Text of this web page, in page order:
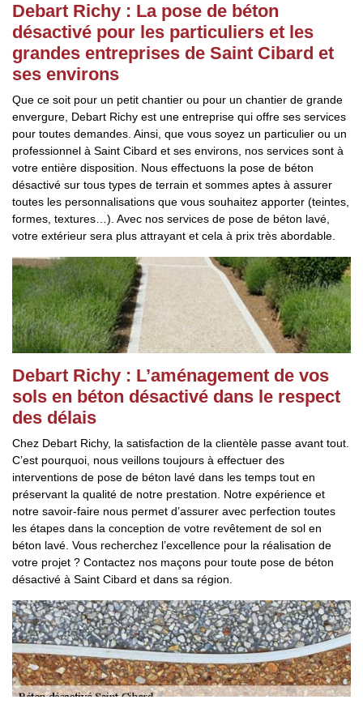
Debart Richy : La pose de béton
désactivé pour les particuliers et les
grandes entreprises de Saint Cibard et
ses environs
Que ce soit pour un petit chantier ou pour un chantier de grande
envergure, Debart Richy est une entreprise qui offre ses services
pour toutes demandes. Ainsi, que vous soyez un particulier ou un
professionnel à Saint Cibard et ses environs, nos services sont à
votre entière disposition. Nous effectuons la pose de béton
désactivé sur tous types de terrain et sommes aptes à assurer
toutes les personnalisations que vous souhaitez apporter (teintes,
formes, textures…). Avec nos services de pose de béton lavé,
votre extérieur sera plus attrayant et cela à prix très abordable.
Debart Richy : L’aménagement de vos
sols en béton désactivé dans le respect
des délais
Chez Debart Richy, la satisfaction de la clientèle passe avant tout.
C’est pourquoi, nous veillons toujours à effectuer des
interventions de pose de béton lavé dans les temps tout en
préservant la qualité de notre prestation. Notre expérience et
notre savoir-faire nous permet d’assurer avec perfection toutes
les étapes dans la conception de votre revêtement de sol en
béton lavé. Vous recherchez l’excellence pour la réalisation de
votre projet ? Contactez nos maçons pour toute pose de béton
désactivé à Saint Cibard et dans sa région.